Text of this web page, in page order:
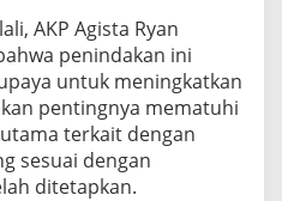
AKP Agista Ryan
penindakan ini
untuk meningkatkan
pentingnya mematuhi
terkait dengan
sesuai dengan
ditetapkan.